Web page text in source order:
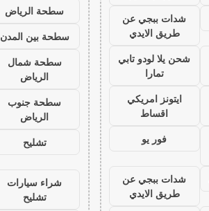
شدات ببجي عن
طريق الايدي
شحن يلا لودو تابي
تمارا
ايتونز امريكي
اقساط
فور يو
شدات ببجي عن
طريق الايدي
سطحة الرياض
سطحة بين المدن
سطحة شمال
الرياض
سطحة جنوب
الرياض
تشليح
شراء سيارات
تشليح